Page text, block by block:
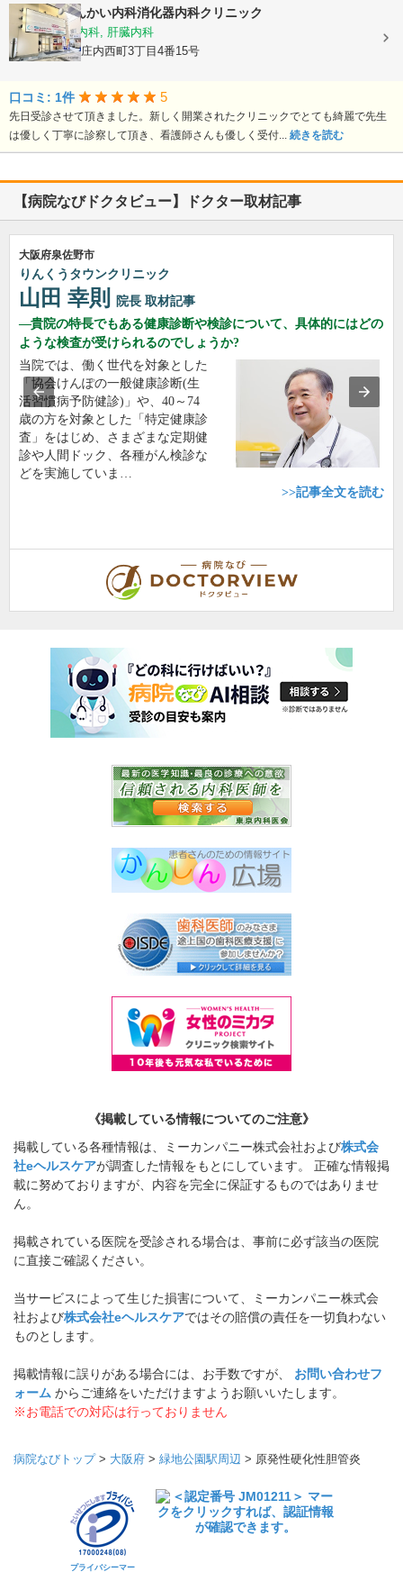
庄内駅前しんかい内科消化器内科クリニック
内科, 消化器内科, 肝臓内科
大阪府豊中市庄内西町3丁目4番15号
口コミ: 1件 5
先日受診させて頂きました。新しく開業されたクリニックでとても綺麗で先生
は優しく丁寧に診察して頂き、看護師さんも優しく受付... 続きを読む
【病院なびドクタビュー】ドクター取材記事
大阪府泉佐野市
りんくうタウンクリニック
山田 幸則 院長 取材記事
貴院の特長でもある健康診断や検診について、具体的にはどの
ような検査が受けられるのでしょうか?
当院では、働く世代を対象とした
「協会けんぽの一般健康診断(生
活習慣病予防健診)」や、40～74
歳の方を対象とした「特定健康診
査」をはじめ、さまざまな定期健
診や人間ドック、各種がん検診な
どを実施していま…
>>記事全文を読む
《掲載している情報についてのご注意》
掲載している各種情報は、ミーカンパニー株式会社および株式会
社eヘルスケアが調査した情報をもとにしています。 正確な情報掲
載に努めておりますが、内容を完全に保証するものではありませ
ん。
掲載されている医院を受診される場合は、事前に必ず該当の医院
に直接ご確認ください。
当サービスによって生じた損害について、ミーカンパニー株式会
社および株式会社eヘルスケアではその賠償の責任を一切負わない
ものとします。
掲載情報に誤りがある場合には、お手数ですが、 お問い合わせフ
ォーム からご連絡をいただけますようお願いいたします。
※お電話での対応は行っておりません
病院なびトップ> 大阪府 > 緑地公園駅周辺 > 原発性硬化性胆管炎
プライバシーマー